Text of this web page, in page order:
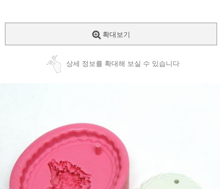
확대보기
상세 정보를 확대해 보실 수 있습니다